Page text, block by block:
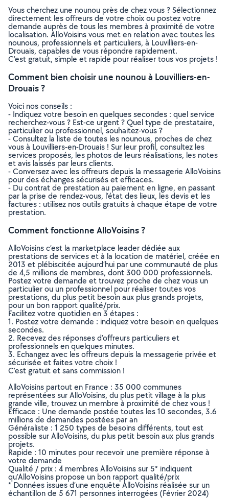
Vous cherchez une nounou près de chez vous ? Sélectionnez
directement les offreurs de votre choix ou postez votre
demande auprès de tous les membres à proximité de votre
localisation. AlloVoisins vous met en relation avec toutes les
nounous, professionnels et particuliers, à Louvilliers-en-
Drouais, capables de vous répondre rapidement.
C’est gratuit, simple et rapide pour réaliser tous vos projets !
Comment bien choisir une nounou à Louvilliers-en-
Drouais ?
Voici nos conseils :
- Indiquez votre besoin en quelques secondes : quel service
recherchez-vous ? Est-ce urgent ? Quel type de prestataire,
particulier ou professionnel, souhaitez-vous ?
- Consultez la liste de toutes les nounous, proches de chez
vous à Louvilliers-en-Drouais ! Sur leur profil, consultez les
services proposés, les photos de leurs réalisations, les notes
et avis laissés par leurs clients.
- Conversez avec les offreurs depuis la messagerie AlloVoisins
pour des échanges sécurisés et efficaces.
- Du contrat de prestation au paiement en ligne, en passant
par la prise de rendez-vous, l’état des lieux, les devis et les
factures : utilisez nos outils gratuits à chaque étape de votre
prestation.
Comment fonctionne AlloVoisins ?
AlloVoisins c’est la marketplace leader dédiée aux
prestations de services et à la location de matériel, créée en
2013 et plébiscitée aujourd’hui par une communauté de plus
de 4,5 millions de membres, dont 300 000 professionnels.
Postez votre demande et trouvez proche de chez vous un
particulier ou un professionnel pour réaliser toutes vos
prestations, du plus petit besoin aux plus grands projets,
pour un bon rapport qualité/prix.
Facilitez votre quotidien en 3 étapes :
1. Postez votre demande : indiquez votre besoin en quelques
secondes.
2. Recevez des réponses d’offreurs particuliers et
professionnels en quelques minutes.
3. Echangez avec les offreurs depuis la messagerie privée et
sécurisée et faites votre choix !
C’est gratuit et sans commission !
AlloVoisins partout en France : 35 000 communes
représentées sur AlloVoisins, du plus petit village à la plus
grande ville, trouvez un membre à proximité de chez vous !
Efficace : Une demande postée toutes les 10 secondes, 3.6
millions de demandes postées par an
Généraliste : 1 250 types de besoins différents, tout est
possible sur AlloVoisins, du plus petit besoin aux plus grands
projets.
Rapide : 10 minutes pour recevoir une première réponse à
votre demande
Qualité / prix : 4 membres AlloVoisins sur 5* indiquent
qu’AlloVoisins propose un bon rapport qualité/prix
* Données issues d’une enquête AlloVoisins réalisée sur un
échantillon de 5 671 personnes interrogées (Février 2024)